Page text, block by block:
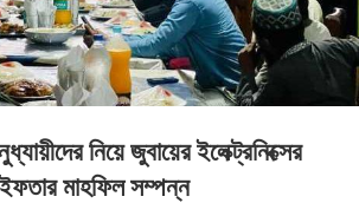
নিয়ে জুবায়ের ইলেক্ট্রনিক্সের
ইফতার মাহফিল সম্পন্ন